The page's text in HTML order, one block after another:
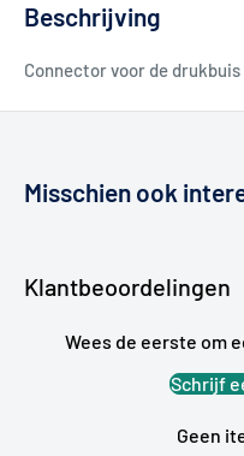
Beschrijving
Connector voor de drukbuis
Misschien ook
Klantbeoordelingen
Wees de eerste om
Schrijf
Geen